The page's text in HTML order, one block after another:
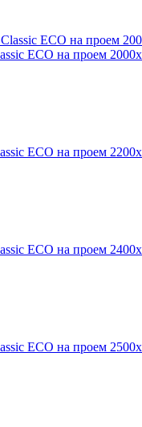
ECO на проем
ECO на проем
ECO на проем
ECO на проем